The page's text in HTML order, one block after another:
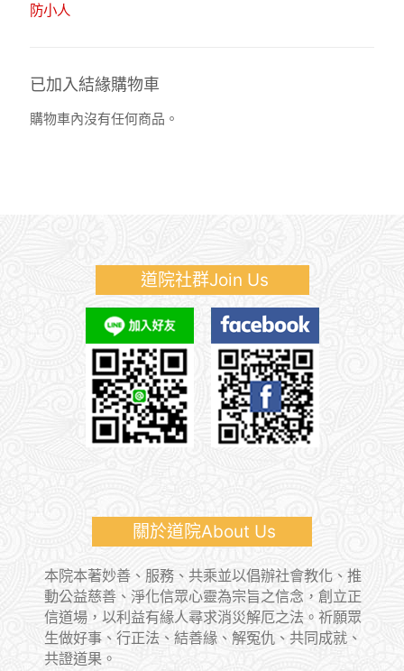
防小人
已加入結緣購物車
購物車內沒有任何商品。
道院社群Join Us
關於道院About Us
本院本著妙善、服務、共乘並以倡辦社會教化、推
動公益慈善、淨化信眾心靈為宗旨之信念，創立正
信道場，以利益有緣人尋求消災解厄之法。祈願眾
生做好事、行正法、結善緣、解冤仇、共同成就、
共證道果。